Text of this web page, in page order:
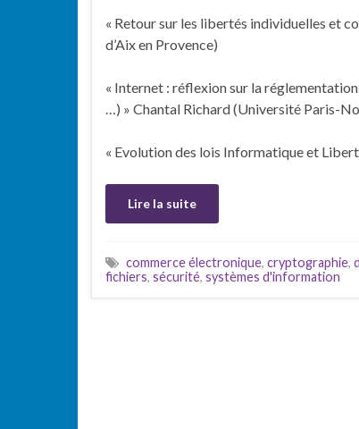
« Retour sur les libertés individuelles et
d’Aix en Provence)
« Internet : réflexion sur la
…) » Chantal Richard (Université Paris-
« Evolution des lois Informatique et
Lire la suite
commerce électronique, cryptographie,
fichiers, sécurité, systèmes d'information